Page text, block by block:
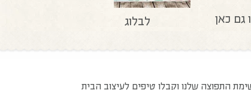
גם כאן לבלוג
התפוצה שלנו וקבלו טיפים לעיצוב הבית